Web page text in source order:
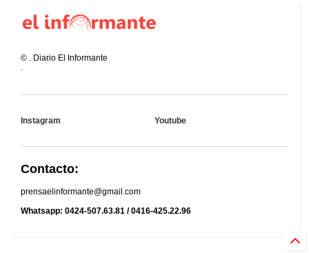
© . Diario El Informante
.
Instagram Youtube
Contacto:
prensaelinformante@gmail.com
Whatsapp: 0424-507.63.81 / 0416-425.22.96